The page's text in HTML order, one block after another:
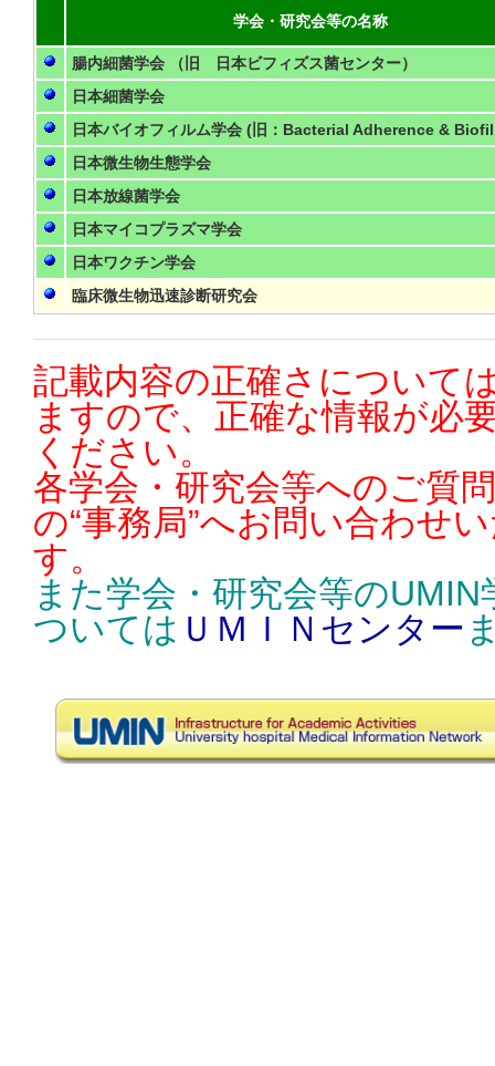
学会・研究会等の名称
腸内細菌学会 （旧 日本ビフィズス菌センター）
日本細菌学会
日本バイオフィルム学会 (旧：Bacterial Adherence &
日本微生物生態学会
日本放線菌学会
日本マイコプラズマ学会
日本ワクチン学会
臨床微生物迅速診断研究会
記載内容の正確さについて
ますので、正確な情報が必
ください。
各学会・研究会等へのご質
の“事務局”へお問い合わせ
す。
また学会・研究会等の
ついては ＵＭＩＮセンター